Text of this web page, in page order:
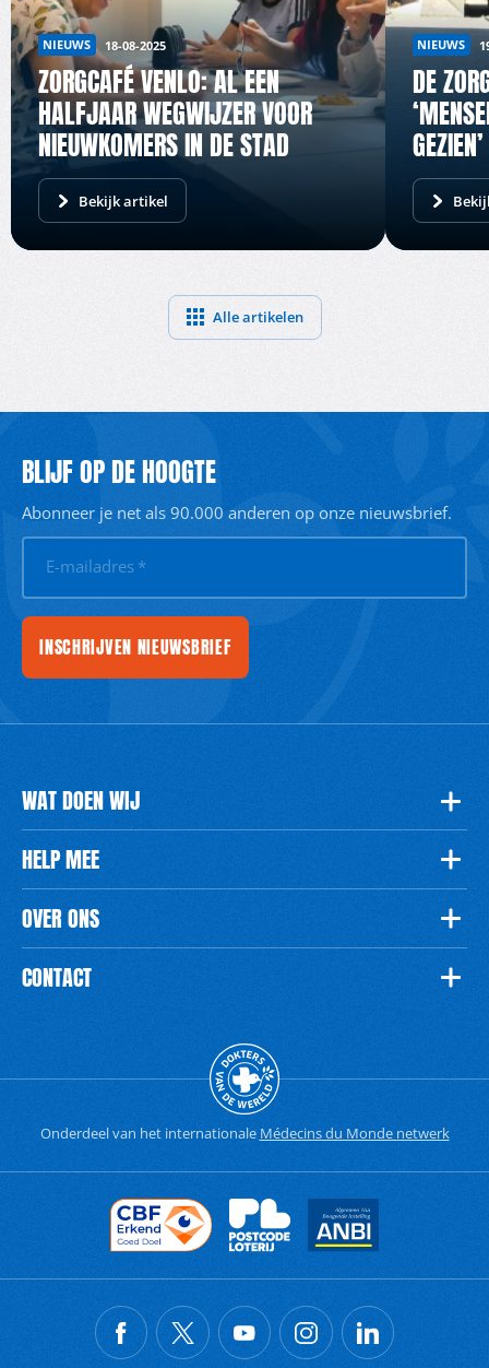
NIEUWS 18-08-2025
ZORGCAFÉ VENLO: AL EEN
HALFJAAR WEGWIJZER VOOR
NIEUWKOMERS IN DE STAD
Bekijk artikel
NIEUWS
DE
GEZIEN’
Alle artikelen
BLIJF OP DE HOOGTE
Abonneer je net als 90.000 anderen op onze nieuwsbrief.
E-mailadres *
INSCHRIJVEN NIEUWSBRIEF
WAT DOEN WIJ
HELP MEE
OVER ONS
CONTACT
Onderdeel van het internationale Médecins du Monde netwerk